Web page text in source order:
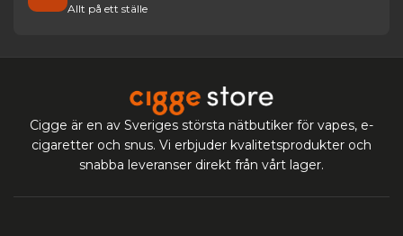
Allt på ett ställe
Cigge är en av Sveriges största nätbutiker för vapes, e-
cigaretter och snus. Vi erbjuder kvalitetsprodukter och
snabba leveranser direkt från vårt lager.